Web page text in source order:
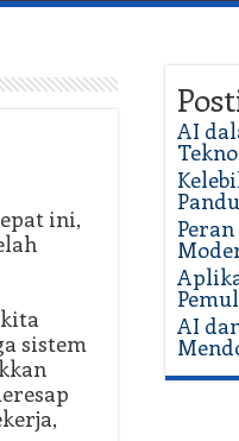
ini,
sistem
AI
AI